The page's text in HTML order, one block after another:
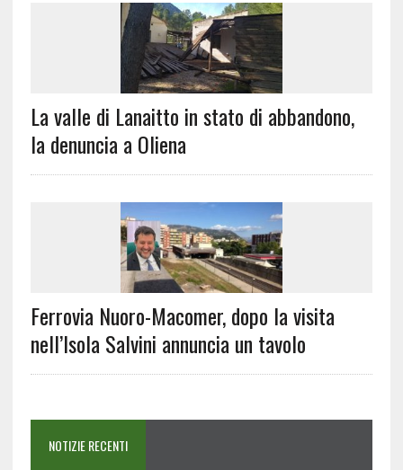
La valle di Lanaitto in stato di abbandono,
la denuncia a Oliena
Ferrovia Nuoro-Macomer, dopo la visita
nell’Isola Salvini annuncia un tavolo
NOTIZIE RECENTI